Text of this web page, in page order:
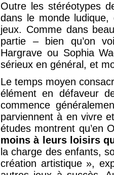
Outre les stéréotypes
dans le monde ludique,
jeux. Comme dans
partie – bien qu’on
Hargrave ou Sophia
sérieux en général, et
Le temps moyen
élément en défaveur
commence
parviennent à en vivre
études montrent qu’en
moins à leurs loisirs
la charge des enfants,
création artistique »,